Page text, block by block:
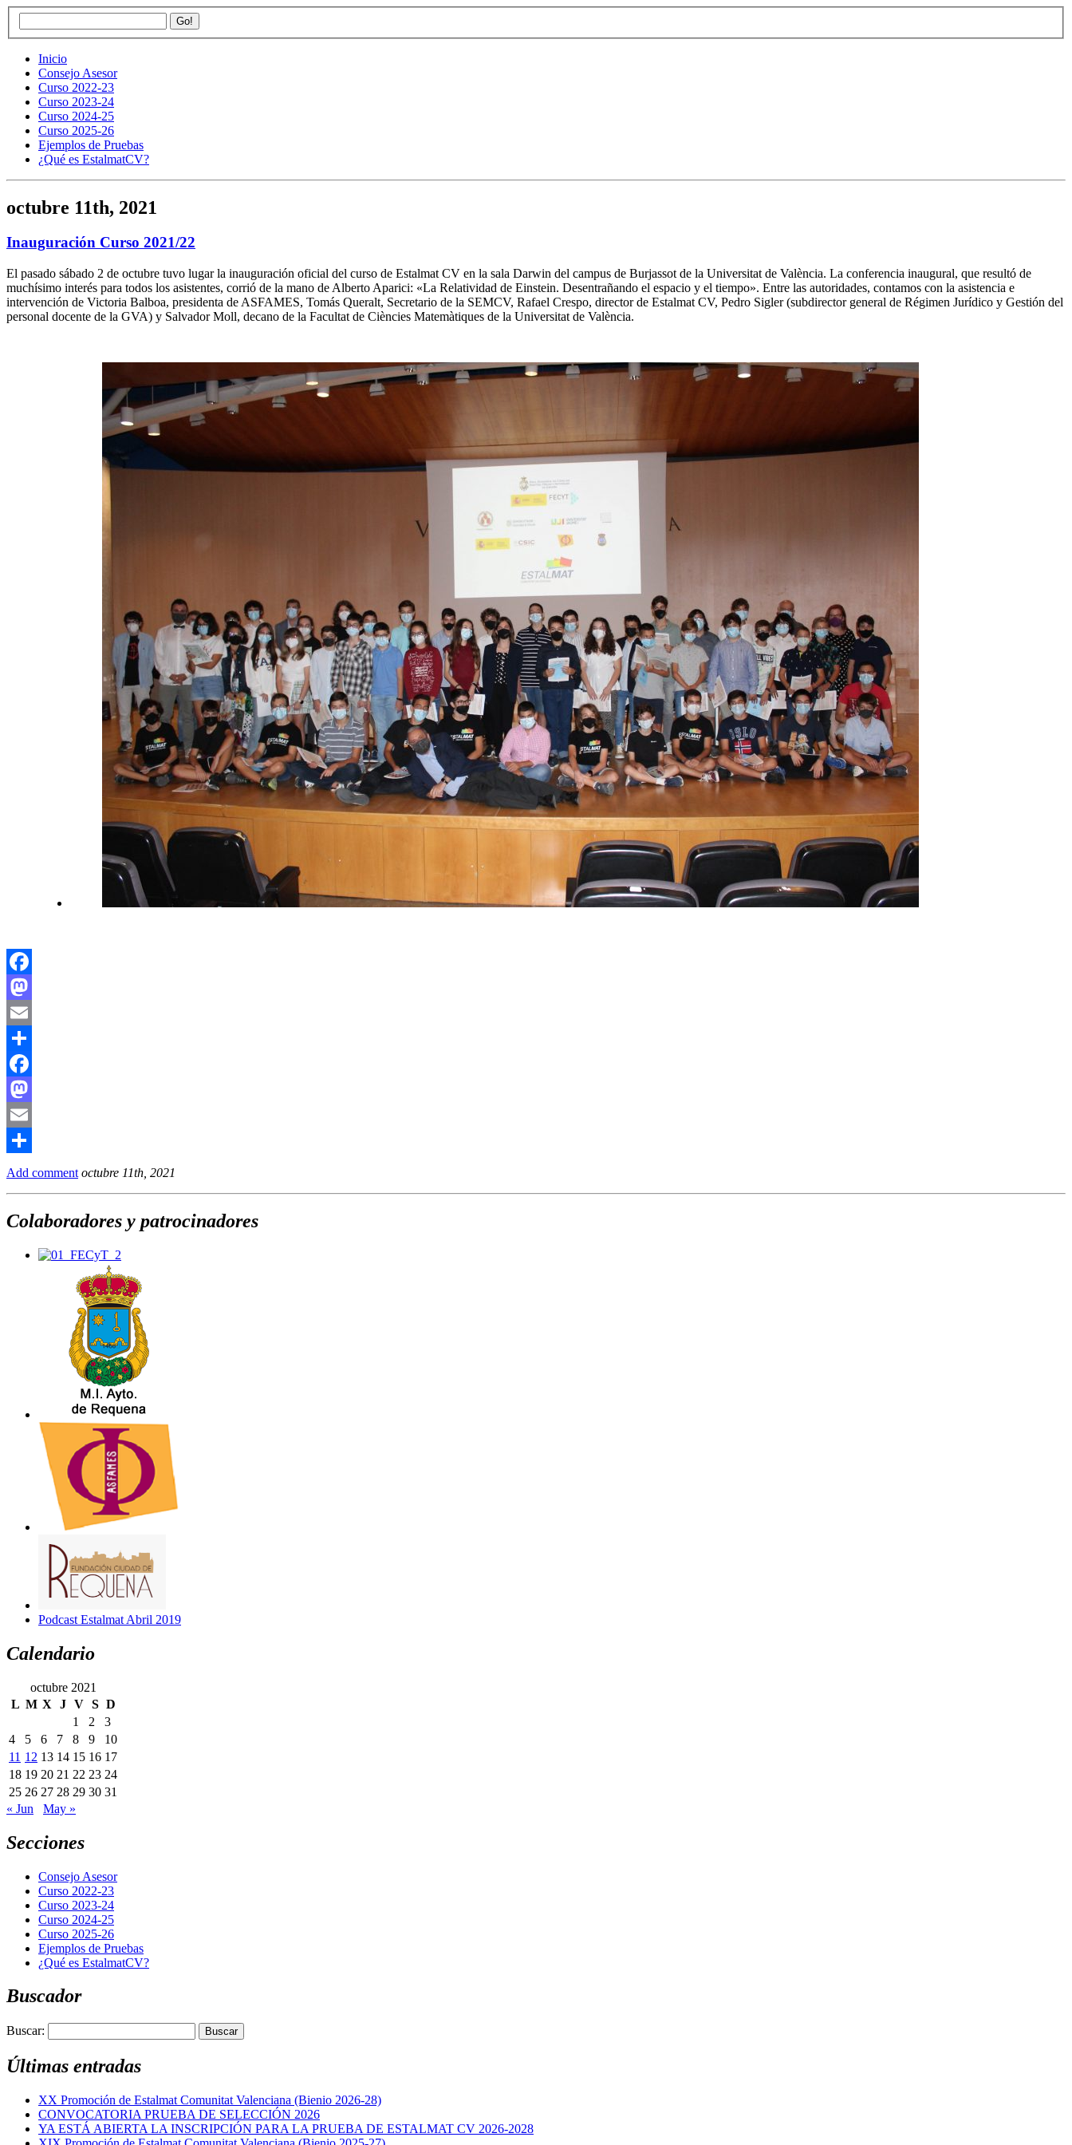
Inicio
Consejo Asesor
Curso 2022-23
Curso 2023-24
Curso 2024-25
Curso 2025-26
Ejemplos de Pruebas
¿Qué es EstalmatCV?
octubre 11th, 2021
Inauguración Curso 2021/22
El pasado sábado 2 de octubre tuvo lugar la inauguración oficial del curso de Estalmat CV en la sala Darwin del campus de Burjassot de la Universitat de València. La conferencia inaugural, que resultó de
muchísimo interés para todos los asistentes, corrió de la mano de Alberto Aparici: «La Relatividad de Einstein. Desentrañando el espacio y el tiempo». Entre las autoridades, contamos con la asistencia e
intervención de Victoria Balboa, presidenta de ASFAMES, Tomás Queralt, Secretario de la SEMCV, Rafael Crespo, director de Estalmat CV, Pedro Sigler (subdirector general de Régimen Jurídico y Gestión del
personal docente de la GVA) y Salvador Moll, decano de la Facultat de Ciències Matemàtiques de la Universitat de València.
Facebook
Mastodon
Email
Compartir
Facebook
Mastodon
Email
Compartir
Add comment octubre 11th, 2021
Colaboradores y patrocinadores
Podcast Estalmat Abril 2019
Calendario
octubre 2021
L M X J V S D
1
2
3
4
5 6 7 8 9
10
11 12 13 14 15 16 17
18 19 20 21 22 23 24
25 26 27 28 29 30 31
« Jun
May »
Secciones
Consejo Asesor
Curso 2022-23
Curso 2023-24
Curso 2024-25
Curso 2025-26
Ejemplos de Pruebas
¿Qué es EstalmatCV?
Buscador
Buscar:
Últimas entradas
XX Promoción de Estalmat Comunitat Valenciana (Bienio 2026-28)
CONVOCATORIA PRUEBA DE SELECCIÓN 2026
YA ESTÁ ABIERTA LA INSCRIPCIÓN PARA LA PRUEBA DE ESTALMAT CV 2026-2028